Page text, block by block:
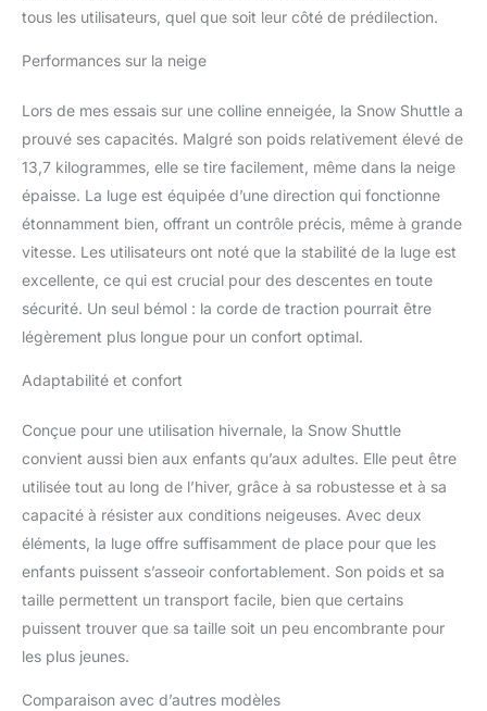
tous les utilisateurs, quel que soit leur côté de prédilection.
Performances sur la neige
Lors de mes essais sur une colline enneigée, la Snow Shuttle a
prouvé ses capacités. Malgré son poids relativement élevé de
13,7 kilogrammes, elle se tire facilement, même dans la neige
épaisse. La luge est équipée d’une direction qui fonctionne
étonnamment bien, offrant un contrôle précis, même à grande
vitesse. Les utilisateurs ont noté que la stabilité de la luge est
excellente, ce qui est crucial pour des descentes en toute
sécurité. Un seul bémol : la corde de traction pourrait être
légèrement plus longue pour un confort optimal.
Adaptabilité et confort
Conçue pour une utilisation hivernale, la Snow Shuttle
convient aussi bien aux enfants qu’aux adultes. Elle peut être
utilisée tout au long de l’hiver, grâce à sa robustesse et à sa
capacité à résister aux conditions neigeuses. Avec deux
éléments, la luge offre suffisamment de place pour que les
enfants puissent s’asseoir confortablement. Son poids et sa
taille permettent un transport facile, bien que certains
puissent trouver que sa taille soit un peu encombrante pour
les plus jeunes.
Comparaison avec d’autres modèles